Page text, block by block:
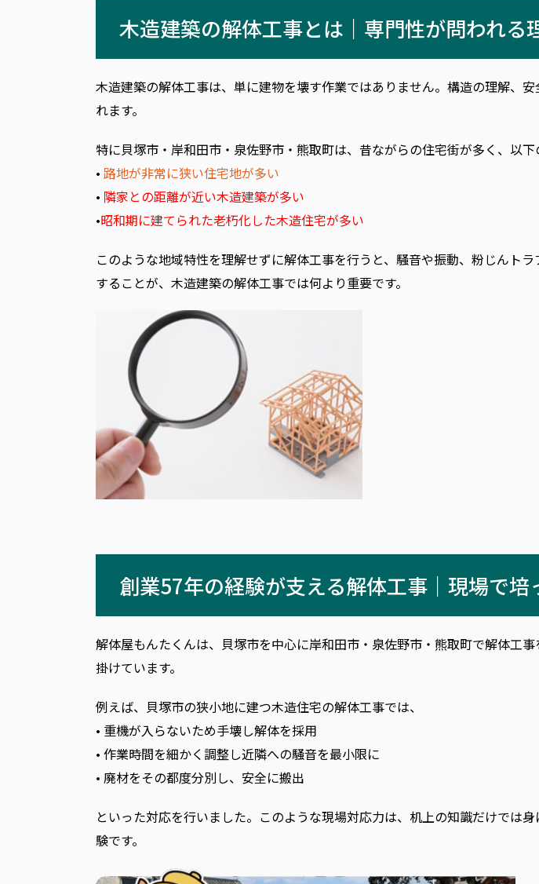
木造建築の解体工事とは｜専門性が問われる
木造建築の解体工事は、単に建物を壊す作業ではありません。構造の理解、
れます。
特に貝塚市・岸和田市・泉佐野市・熊取町は、昔ながらの住宅街が多く、以下
• 路地が非常に狭い住宅地が多い
• 隣家との距離が近い木造建築が多い
•昭和期に建てられた老朽化した木造住宅が多い
このような地域特性を理解せずに解体工事を行うと、騒音や振動、粉じんト
することが、木造建築の解体工事では何より重要です。
創業57年の経験が支える解体工事｜現場で培
解体屋もんたくんは、貝塚市を中心に岸和田市・泉佐野市・熊取町で解体工
掛けています。
例えば、貝塚市の狭小地に建つ木造住宅の解体工事では、
• 重機が入らないため手壊し解体を採用
• 作業時間を細かく調整し近隣への騒音を最小限に
• 廃材をその都度分別し、安全に搬出
といった対応を行いました。このような現場対応力は、机上の知識だけでは
験です。